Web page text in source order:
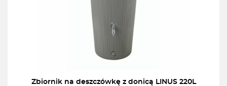
Zbiornik na deszczówkę z donicą LINUS 220L